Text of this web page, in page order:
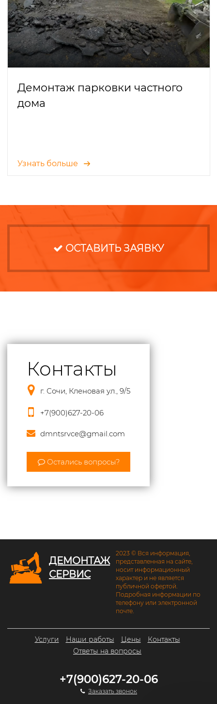
Демонтаж парковки частного
дома
Узнать больше
ОСТАВИТЬ ЗАЯВКУ
Контакты
г. Сочи, Кленовая ул., 9/5
+7(900)627-20-06
dmntsrvce@gmail.com
Остались вопросы?
ДЕМОНТАЖ
СЕРВИС
2023 © Вся информация,
представленная на сайте,
носит информационный
характер и не является
публичной офертой.
Подробная информации по
телефону или электронной
почте.
Услуги Наши работы Цены
Контакты
Ответы на вопросы
+7(900)627-20-06
Заказать звонок